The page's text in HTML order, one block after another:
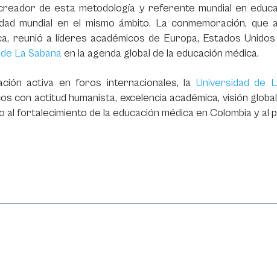
de esta metodología y referente mundial en
mundial en el mismo ámbito. La conmemoración, que
reunió a líderes académicos de Europa, Estados
La Sabanaen la agenda global de la educación médica.
activa en foros internacionales, la Universidad de
con actitud humanista, excelencia académica, visión
fortalecimiento de la educación médica en Colombia y al